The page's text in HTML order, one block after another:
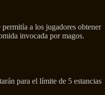
a los jugadores obtener
invocada por magos.
para el límite de 5 estancias